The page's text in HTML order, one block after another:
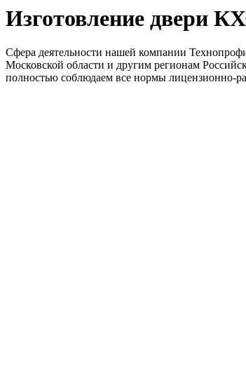
Изготовление двери
Сфера деятельности нашей компании
Московской области и другим регионам
полностью соблюдаем все нормы лицензионно-